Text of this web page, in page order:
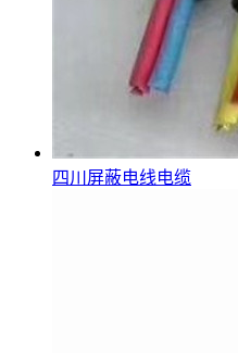
四川屏蔽电线电缆